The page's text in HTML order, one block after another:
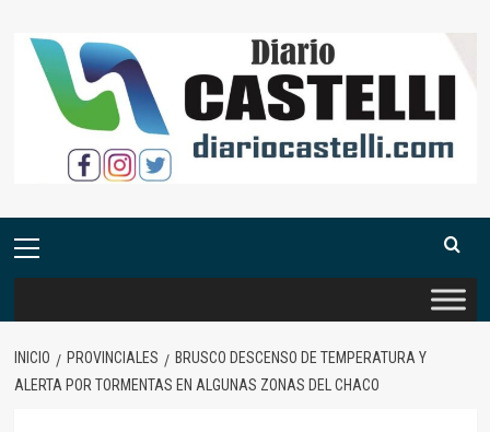
contenido
Menú
INICIO PROVINCIALES
BRUSCO DESCENSO DE TEMPERATURA Y
ALERTA POR TORMENTAS EN ALGUNAS ZONAS DEL CHACO